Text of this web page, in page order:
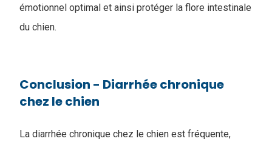
émotionnel optimal et ainsi protéger la flore intestinale
du chien.
Conclusion - Diarrhée chronique
chez le chien
La diarrhée chronique chez le chien​ est fréquente,